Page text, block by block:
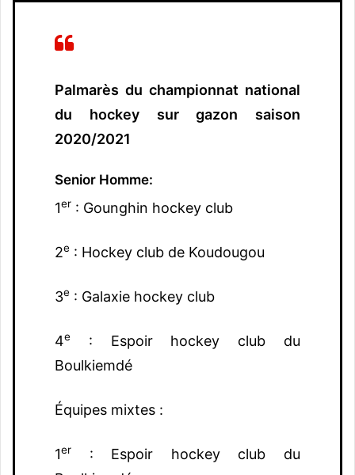
Palmarès du championnat national
du hockey sur gazon saison
2020/2021
Senior Homme:
1er : Gounghin hockey club
2e : Hockey club de Koudougou
3e : Galaxie hockey club
4e
: Espoir hockey club du
Boulkiemdé
Équipes mixtes :
1er
: Espoir hockey club du